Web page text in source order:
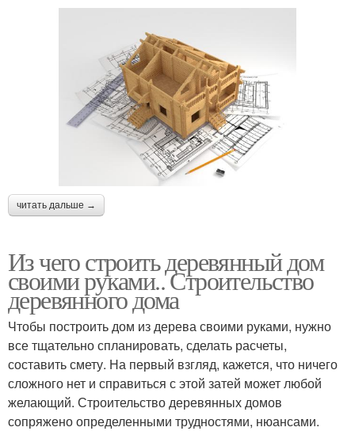
читать дальше →
Из чего строить деревянный дом
своими руками.. Строительство
деревянного дома
Чтобы построить дом из дерева своими руками, нужно
все тщательно спланировать, сделать расчеты,
составить смету. На первый взгляд, кажется, что ничего
сложного нет и справиться с этой затей может любой
желающий. Строительство деревянных домов
сопряжено определенными трудностями, нюансами.